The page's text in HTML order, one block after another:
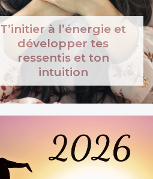
T’initier à l’énergie et
développer tes
ressentis et ton
intuition